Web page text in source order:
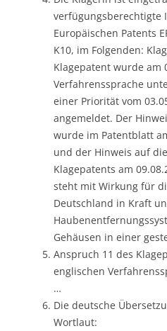
verfügungsberechtigte
Europäischen Patents
K10, im Folgenden:
Klagepatent wurde am
Verfahrenssprache
einer Priorität vom
angemeldet. Der
wurde im Patentblatt
und der Hinweis auf
Klagepatents am
steht mit Wirkung für
Deutschland in Kraft
Gehäusen in einer
Anspruch 11 des
englischen
…
Die deutsche
Wortlaut: